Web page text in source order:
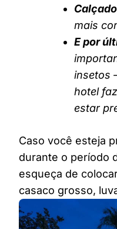
mais
E por
insetos
hotel
estar
Caso você esteja
durante o período
esqueça de
casaco grosso,